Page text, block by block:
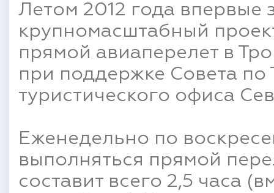
Летом 2012 года впервые
крупномасштабный
прямой авиаперелет в
при поддержке Совета по
туристического офиса
Еженедельно по
выполняться прямой
составит всего 2,5 часа